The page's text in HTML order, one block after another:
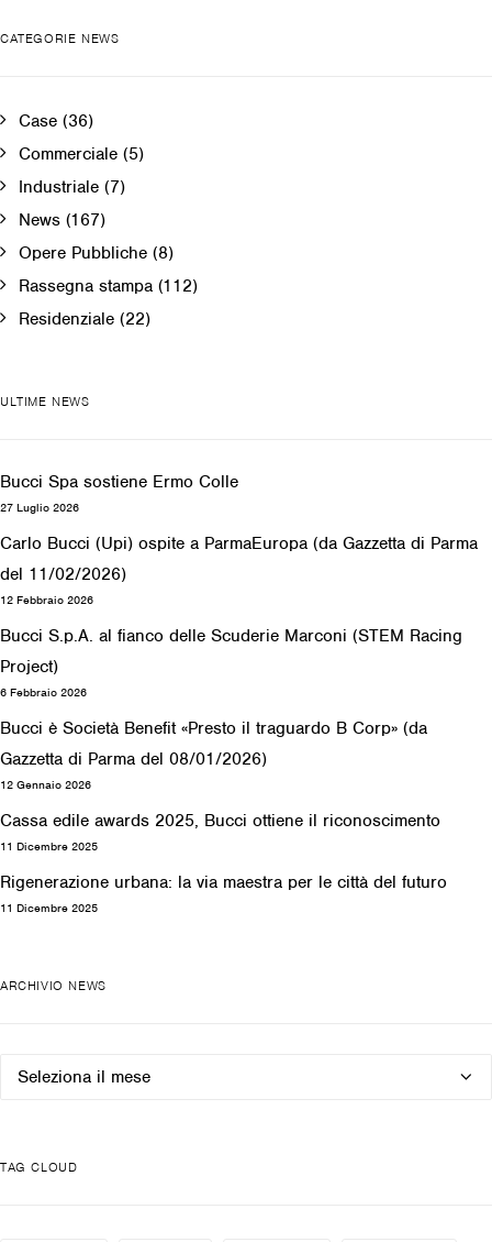
CATEGORIE NEWS
Case (36)
Commerciale (5)
Industriale (7)
News (167)
Opere Pubbliche (8)
Rassegna stampa (112)
Residenziale (22)
ULTIME NEWS
Bucci Spa sostiene Ermo Colle
27 Luglio 2026
Carlo Bucci (Upi) ospite a ParmaEuropa (da Gazzetta di Parma
del 11/02/2026)
12 Febbraio 2026
Bucci S.p.A. al fianco delle Scuderie Marconi (STEM Racing
Project)
6 Febbraio 2026
Bucci è Società Benefit «Presto il traguardo B Corp» (da
Gazzetta di Parma del 08/01/2026)
12 Gennaio 2026
Cassa edile awards 2025, Bucci ottiene il riconoscimento
11 Dicembre 2025
Rigenerazione urbana: la via maestra per le città del futuro
11 Dicembre 2025
ARCHIVIO NEWS
Archivio
TAG CLOUD